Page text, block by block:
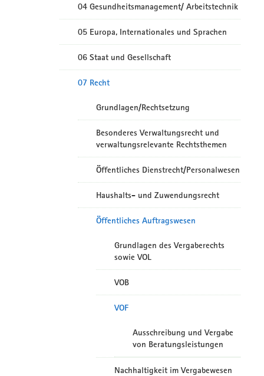
04 Gesundheitsmanagement/ Arbeitstechnik
05 Europa, Internationales und Sprachen
06 Staat und Gesellschaft
07 Recht
Grundlagen/Rechtsetzung
Besonderes Verwaltungsrecht und
verwaltungsrelevante Rechtsthemen
Öffentliches Dienstrecht/Personalwesen
Haushalts- und Zuwendungsrecht
Öffentliches Auftragswesen
Grundlagen des Vergaberechts
sowie VOL
VOB
VOF
Ausschreibung und Vergabe
von Beratungsleistungen
Nachhaltigkeit im Vergabewesen